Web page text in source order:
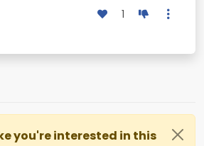
1
you're interested in this